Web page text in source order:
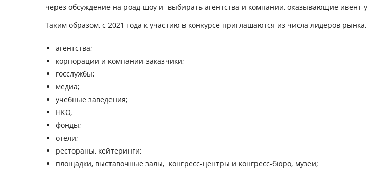
через обсуждение на роад-шоу и выбирать агентства и компании, оказывающие ивент-
Таким образом, с 2021 года к участию в конкурсе приглашаются из числа лидеров
агентства;
корпорации и компании-заказчики;
госслужбы;
медиа;
учебные заведения;
НКО,
фонды;
отели;
рестораны, кейтеринги;
площадки, выставочные залы, конгресс-центры и конгресс-бюро, музеи;